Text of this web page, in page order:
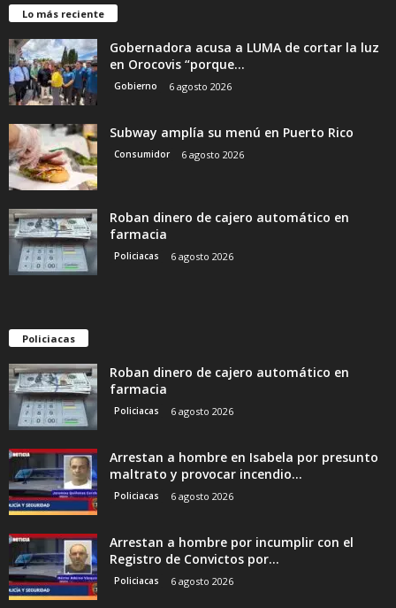
Lo más reciente
Gobernadora acusa a LUMA de cortar la luz
en Orocovis “porque...
Gobierno 6 agosto 2026
Subway amplía su menú en Puerto Rico
Consumidor 6 agosto 2026
Roban dinero de cajero automático en
farmacia
Policiacas 6 agosto 2026
Policiacas
Roban dinero de cajero automático en
farmacia
Policiacas 6 agosto 2026
Arrestan a hombre en Isabela por presunto
maltrato y provocar incendio...
Policiacas 6 agosto 2026
Arrestan a hombre por incumplir con el
Registro de Convictos por...
Policiacas 6 agosto 2026